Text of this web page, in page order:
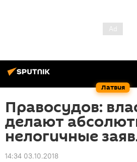
Латвия
Правосудов:
делают
нелогичные
14:34 03.10.2018